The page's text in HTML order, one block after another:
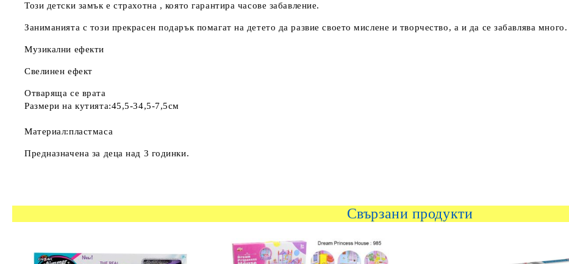
Този детски замък е страхотна , която гарантира часове забавление.
Заниманията с този прекрасен подарък помагат на детето да развие своето мислене и творчество, а и да се забавлява много.
Музикални ефекти
Свелинен ефект
Отваряща се врата
Размери на кутията:45,5-34,5-7,5см
Материал:пластмаса
Предназначена за деца над 3 годинки.
Свързани продукти